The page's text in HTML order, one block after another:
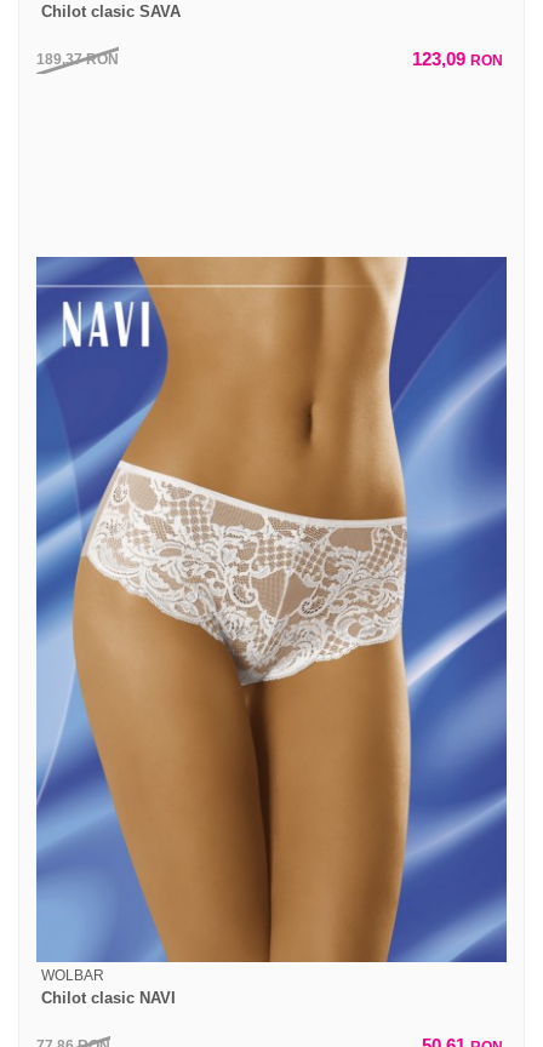
Chilot clasic SAVA
189,37RON 123,09 RON
WOLBAR
Chilot clasic NAVI